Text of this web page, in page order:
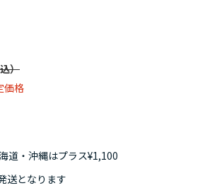
価格
道・沖縄はプラス¥1,100
送となります